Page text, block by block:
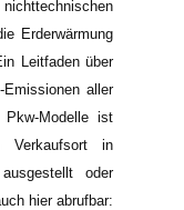
Erderwärmung
Leitfaden über
aller
Pkw-Modelle ist
Verkaufsort in
oder
hier abrufbar: